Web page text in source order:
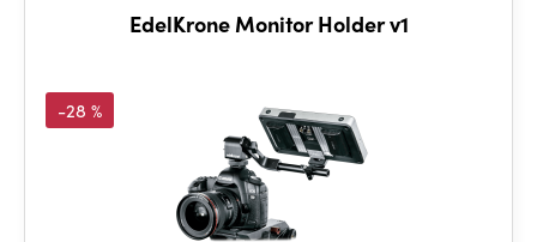
EdelKrone Monitor Holder v1
-28 %